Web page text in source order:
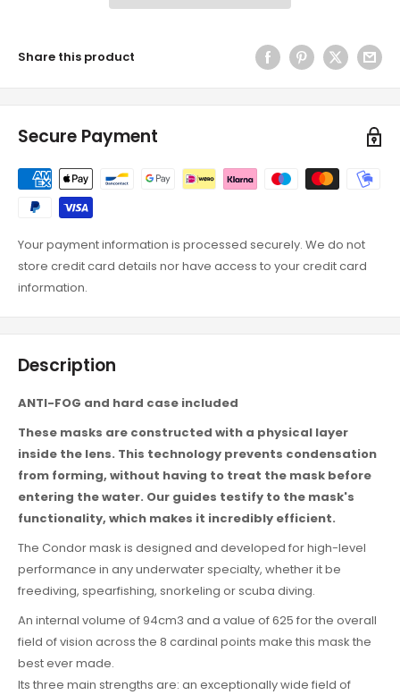
Share this product
Secure Payment
Your payment information is processed securely. We do not
store credit card details nor have access to your credit card
information.
Description
ANTI-FOG and hard case included
These masks are constructed with a physical layer
inside the lens. This technology prevents condensation
from forming, without having to treat the mask before
entering the water. Our guides testify to the mask's
functionality, which makes it incredibly efficient.
The Condor mask is designed and developed for high-level
performance in any underwater specialty, whether it be
freediving, spearfishing, snorkeling or scuba diving.
An internal volume of 94cm3 and a value of 625 for the overall
field of vision across the 8 cardinal points make this mask the
best ever made.
Its three main strengths are: an exceptionally wide field of